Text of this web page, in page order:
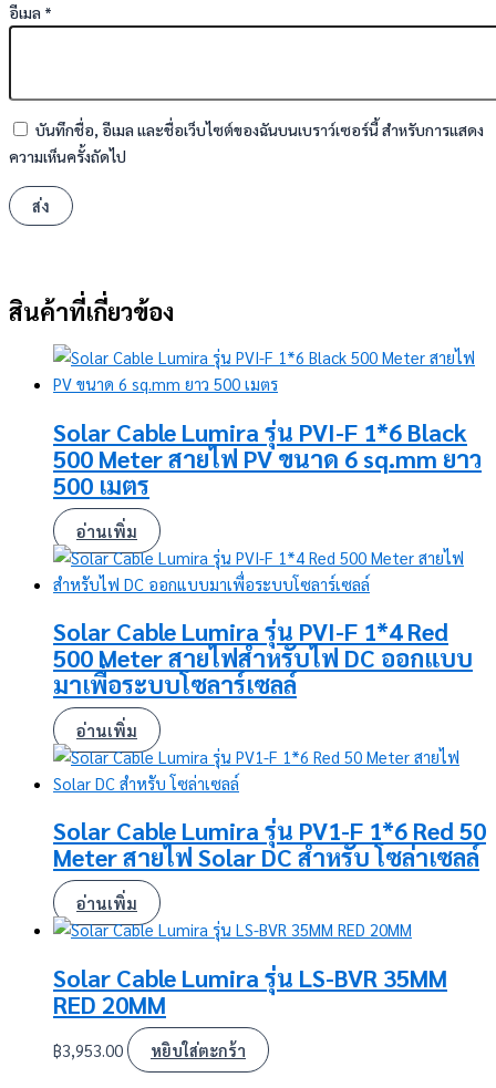
อีเมล *
บันทึกชื่อ, อีเมล และชื่อเว็บไซต์ของฉันบนเบราว์เซอร์นี้ สำหรับการแสดง
ความเห็นครั้งถัดไป
สินค้าที่เกี่ยวข้อง
Solar Cable Lumira รุ่น PVI-F 1*6 Black
500 Meter สายไฟ PV ขนาด 6 sq.mm ยาว
500 เมตร
อ่านเพิ่ม
Solar Cable Lumira รุ่น PVI-F 1*4 Red
500 Meter สายไฟสำหรับไฟ DC ออกแบบ
มาเพื่อระบบโซลาร์เซลล์
อ่านเพิ่ม
Solar Cable Lumira รุ่น PV1-F 1*6 Red 50
Meter สายไฟ Solar DC สำหรับ โซล่าเซลล์
อ่านเพิ่ม
Solar Cable Lumira รุ่น LS-BVR 35MM
RED 20MM
฿3,953.00 หยิบใส่ตะกร้า